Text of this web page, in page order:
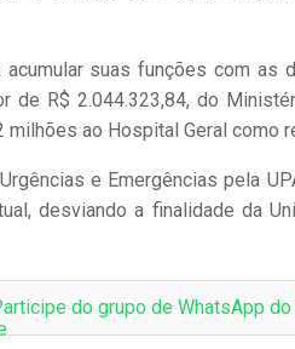
suas funções com as
de R$ 2.044.323,84, do
milhões ao Hospital Geral como
e Emergências pela
desviando a finalidade da
do grupo de WhatsApp